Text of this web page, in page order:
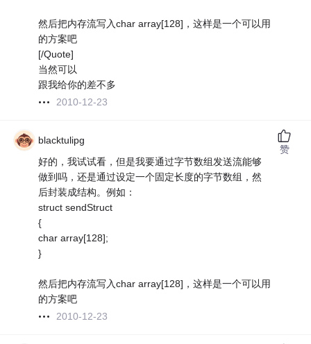
然后把内存流写入char array[128]，这样是一个可以用
的方案吧
[/Quote]
当然可以
跟我给你的差不多
2010-12-23
blacktulipg
好的，我试试看，但是我要通过字节数组发送流能够
做到吗，还是通过设定一个固定长度的字节数组，然
后封装成结构。例如：
struct sendStruct
{
char array[128];
}
然后把内存流写入char array[128]，这样是一个可以用
的方案吧
2010-12-23
赞